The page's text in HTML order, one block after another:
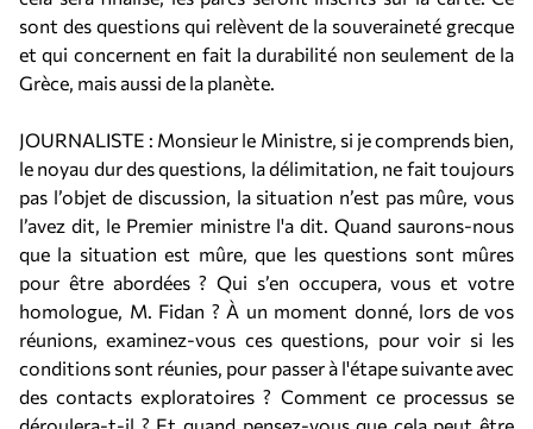
sont des questions qui relèvent de la souveraineté grecque
et qui concernent en fait la durabilité non seulement de la
Grèce, mais aussi de la planète.
JOURNALISTE : Monsieur le Ministre, si je comprends bien,
le noyau dur des questions, la délimitation, ne fait toujours
pas l’objet de discussion, la situation n’est pas mûre, vous
l’avez dit, le Premier ministre l'a dit. Quand saurons-nous
que la situation est mûre, que les questions sont mûres
pour être abordées ? Qui s’en occupera, vous et votre
homologue, M. Fidan ? À un moment donné, lors de vos
réunions, examinez-vous ces questions, pour voir si les
conditions sont réunies, pour passer à l'étape suivante avec
des contacts exploratoires ? Comment ce processus se